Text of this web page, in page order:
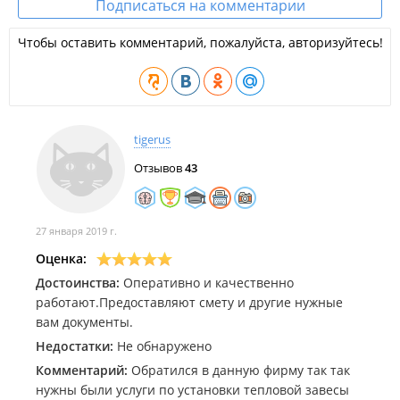
Монтаж распределительных электрощитов;
Монтаж УЗО;
Монтаж выключателей;
Монтаж датчиков освещения;
люстры или светильники из разных точек);
Монтаж люстр;
Монтаж бра;
Монтаж светильников (настенных, потолочных,
Монтаж вентиляторов (вытяжных);
Устройство "теплого пола";
Подключение бытовой техники: стиральных машин,
посудомоечных машин, электроплит, электрокаминов,
водонагревателей, стабилизаторов напряжения,
трансформаторов, кондиционеров,
электроконвекторов;
Монтаж контура заземления;
Монтаж телефонных линий;
Монтаж антенных кабелей;
Подписаться на комментарии
Чтобы оставить комментарий, пожалуйста, авторизуйтесь!
tigerus
Отзывов43
27 января 2019 г.
Оценка:
Достоинства: Оперативно и качественно
работают.Предоставляют смету и другие нужные
вам документы.
Недостатки: Не обнаружено
Комментарий: Обратился в данную фирму так так
нужны были услуги по установки тепловой завесы